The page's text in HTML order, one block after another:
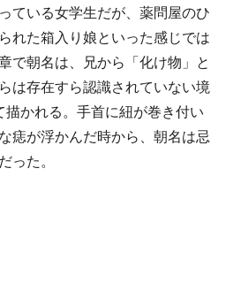
ている女学生だが、薬問屋のひ
れた箱入り娘といった感じでは
で朝名は、兄から「化け物」と
は存在すら認識されていない境
かれる。手首に紐が巻き付い
痣が浮かんだ時から、朝名は忌
った。